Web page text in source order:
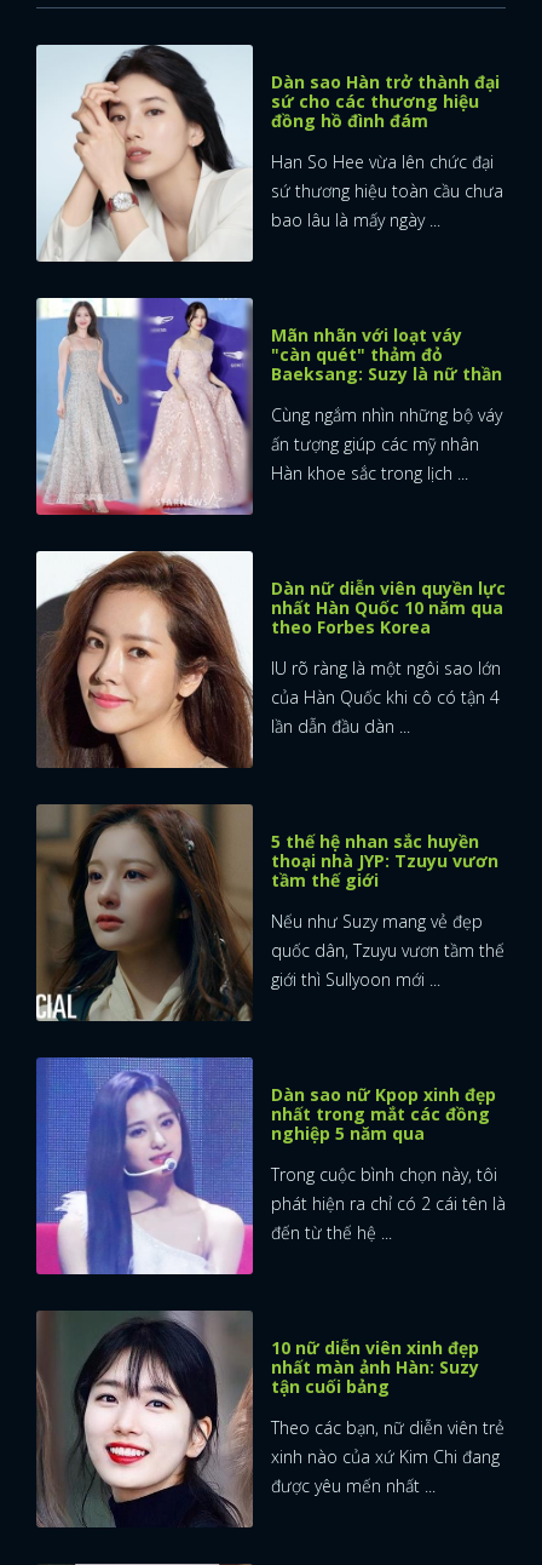
Dàn sao Hàn trở thành đại
sứ cho các thương hiệu
đồng hồ đình đám
Han So Hee vừa lên chức đại
sứ thương hiệu toàn cầu chưa
bao lâu là mấy ngày ...
Mãn nhãn với loạt váy
"càn quét" thảm đỏ
Baeksang: Suzy là nữ thần
Cùng ngắm nhìn những bộ váy
ấn tượng giúp các mỹ nhân
Hàn khoe sắc trong lịch ...
Dàn nữ diễn viên quyền lực
nhất Hàn Quốc 10 năm qua
theo Forbes Korea
IU rõ ràng là một ngôi sao lớn
của Hàn Quốc khi cô có tận 4
lần dẫn đầu dàn ...
5 thế hệ nhan sắc huyền
thoại nhà JYP: Tzuyu vươn
tầm thế giới
Nếu như Suzy mang vẻ đẹp
quốc dân, Tzuyu vươn tầm thế
giới thì Sullyoon mới ...
Dàn sao nữ Kpop xinh đẹp
nhất trong mắt các đồng
nghiệp 5 năm qua
Trong cuộc bình chọn này, tôi
phát hiện ra chỉ có 2 cái tên là
đến từ thế hệ ...
10 nữ diễn viên xinh đẹp
nhất màn ảnh Hàn: Suzy
tận cuối bảng
Theo các bạn, nữ diễn viên trẻ
xinh nào của xứ Kim Chi đang
được yêu mến nhất ...